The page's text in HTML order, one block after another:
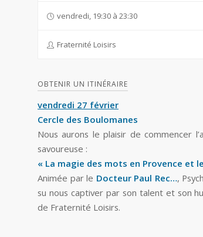
vendredi, 19:30 à 23:30
Fraternité Loisirs
OBTENIR UN ITINÉRAIRE
vendredi 27 février
Cercle des Boulomanes
Nous aurons le plaisir de commencer
savoureuse :
« La magie des mots en Provence et
Animée par le Docteur Paul Rec…,
su nous captiver par son talent et son
de Fraternité Loisirs.